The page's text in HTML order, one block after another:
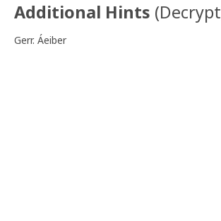
Additional Hints (Decrypt
Gerr. Áeiber